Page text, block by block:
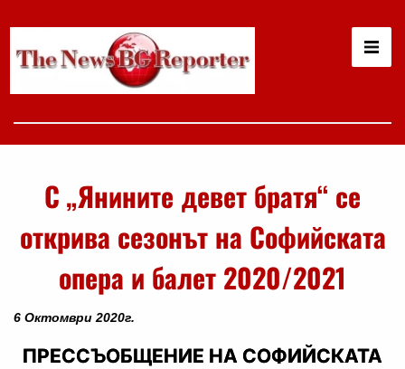
С „Янините девет братя“ се
открива сезонът на Софийската
опера и балет 2020/2021
6 Октомври 2020г.
ПРЕССЪОБЩЕНИЕ НА СОФИЙСКАТА